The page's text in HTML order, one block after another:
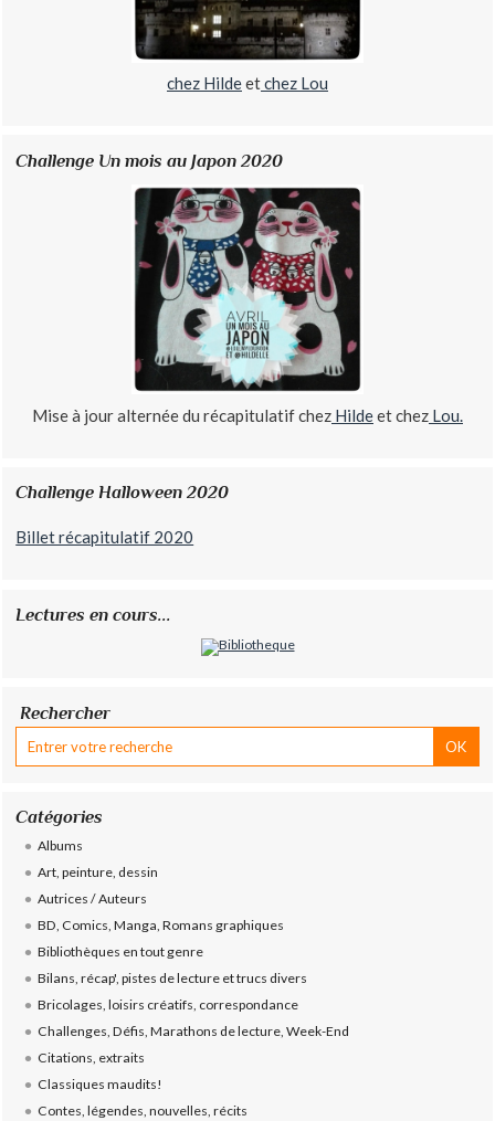
chez Hildeetchez Lou
Challenge Un mois au Japon 2020
Mise à jour alternée du récapitulatif chez Hildeet chez Lou.
Challenge Halloween 2020
Billet récapitulatif 2020
Lectures en cours...
Rechercher
Catégories
Albums
Art, peinture, dessin
Autrices / Auteurs
BD, Comics, Manga, Romans graphiques
Bibliothèques en tout genre
Bilans, récap', pistes de lecture et trucs divers
Bricolages, loisirs créatifs, correspondance
Challenges, Défis, Marathons de lecture, Week-End
Citations, extraits
Classiques maudits!
Contes, légendes, nouvelles, récits